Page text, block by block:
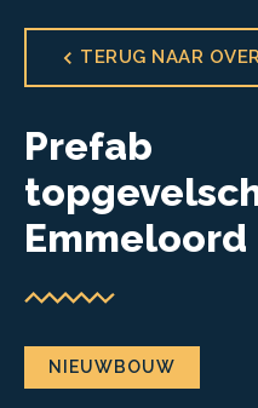
TERUG NAAR
Prefab
Emmeloord
NIEUWBOUW